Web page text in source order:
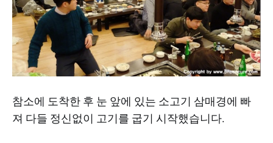
참소에 도착한 후 눈 앞에 있는 소고기 삼매경에 빠
져 다들 정신없이 고기를 굽기 시작했습니다.